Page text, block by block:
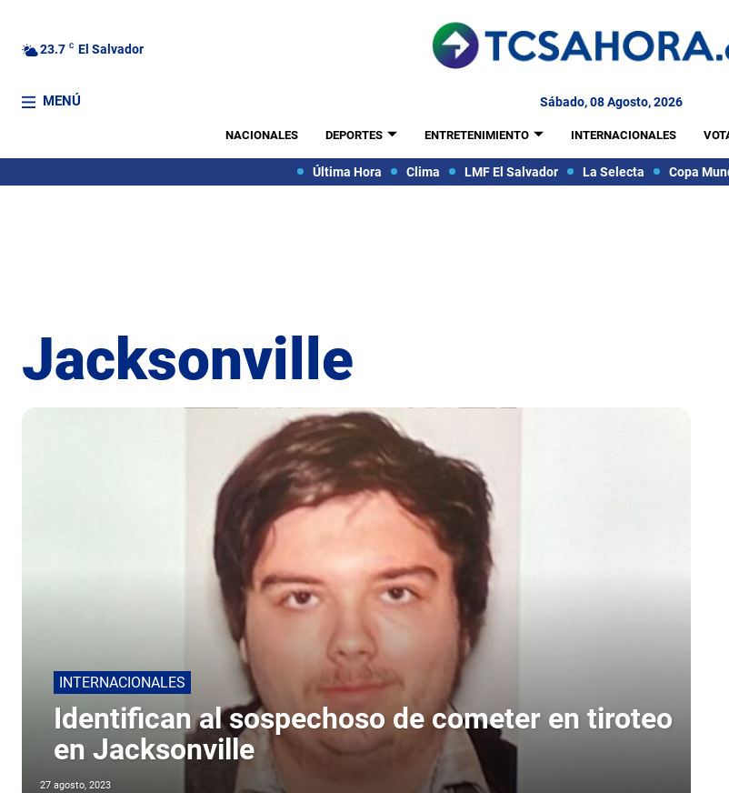
23.7 C El Salvador
MENÚ Sábado, 08 Agosto, 2026
NACIONALES DEPORTES ENTRETENIMIENTO INTERNACIONALES
Última Hora Clima LMF El Salvador La Selecta Copa
Jacksonville
INTERNACIONALES
Identifican al sospechoso de cometer en tiroteo
en Jacksonville
27 agosto, 2023